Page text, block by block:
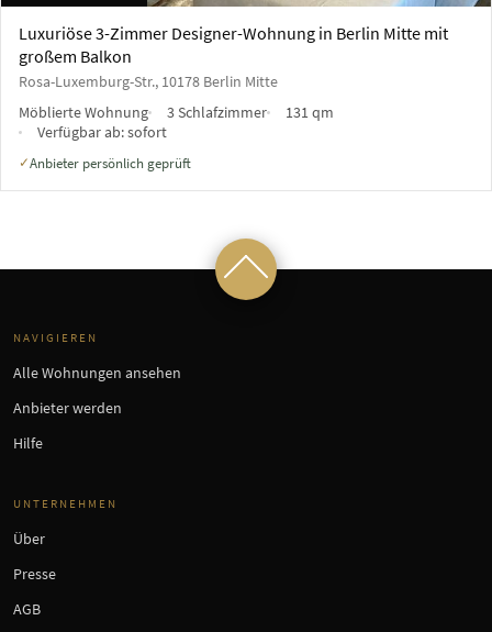
Luxuriöse 3-Zimmer Designer-Wohnung in Berlin Mitte mit
großem Balkon
Rosa-Luxemburg-Str., 10178 Berlin Mitte
Möblierte Wohnung
3 Schlafzimmer
131 qm
Verfügbar ab:sofort
✓Anbieter persönlich geprüft
NAVIGIEREN
Alle Wohnungen ansehen
Anbieter werden
Hilfe
UNTERNEHMEN
Über
Presse
AGB